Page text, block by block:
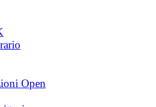
Open